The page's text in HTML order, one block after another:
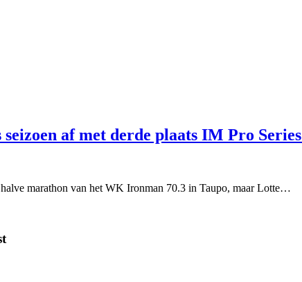
af met derde plaats IM Pro
marathon van het WK Ironman 70.3 in Taupo, maar Lotte…